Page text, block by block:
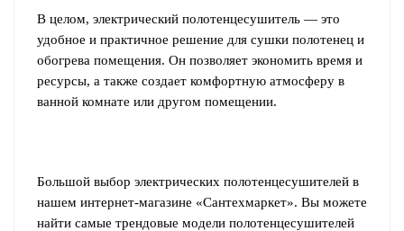
В целом, электрический полотенцесушитель — это
удобное и практичное решение для сушки полотенец и
обогрева помещения. Он позволяет экономить время и
ресурсы, а также создает комфортную атмосферу в
ванной комнате или другом помещении.
Большой выбор электрических полотенцесушителей в
нашем интернет-магазине «Сантехмаркет». Вы можете
найти самые трендовые модели полотенцесушителей